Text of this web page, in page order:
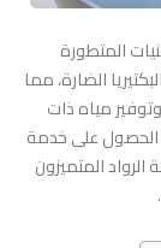
المتطورة
الضارة، مما
مياه ذات
الحصول على خدمة
المتميزون